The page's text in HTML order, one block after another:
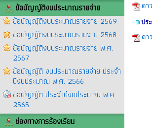
ข้อบัญญัติงบประมาณรายจ่าย
ข้อบัญญัติงบประมาณรายจ่าย 2569
ข้อบัญญัติงบประมาณรายจ่าย 2568
ข้อบัญญัติงบประมาณรายจ่าย พ.ศ.
2567
ข้อบัญญัติ งบประมาณรายจ่าย ประจำ
ปีงบประมาณ พ.ศ. 2566
ข้อบัญญัติ ประจำปีงบประมาณ พ.ศ.
2565
ช่องทางการร้องเรียน
ดา
ปร
ดา